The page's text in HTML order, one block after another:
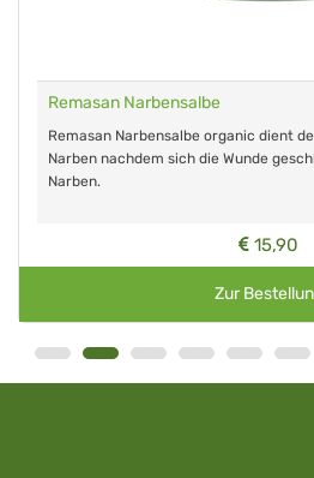
Remasan Narbensalbe
Remasan Narbensalbe organic dient
Narben nachdem sich die Wunde
Narben.
15,90
Zur